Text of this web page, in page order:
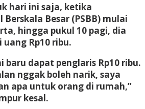
hari ini saja, ketika
Berskala Besar (PSBB) mulai
hingga pukul 10 pagi, dia
Rp10 ribu.
baru dapat penglaris Rp10 ribu.
nggak boleh narik, saya
apa untuk orang di rumah,”
kesal.